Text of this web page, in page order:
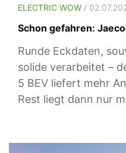
ELECTRIC WOW /
Schon gefahren:
Runde Eckdaten,
solide verarbeitet –
5 BEV liefert mehr
Rest liegt dann nur